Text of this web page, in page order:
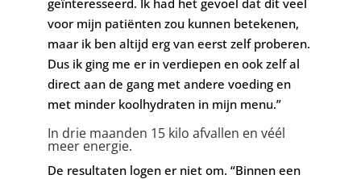
voor mijn patiënten zou kunnen betekenen,
maar ik ben altijd erg van eerst zelf proberen.
Dus ik ging me er in verdiepen en ook zelf al
direct aan de gang met andere voeding en
met minder koolhydraten in mijn menu.”
In drie maanden 15 kilo afvallen en véél
meer energie.
De resultaten logen er niet om. “Binnen een